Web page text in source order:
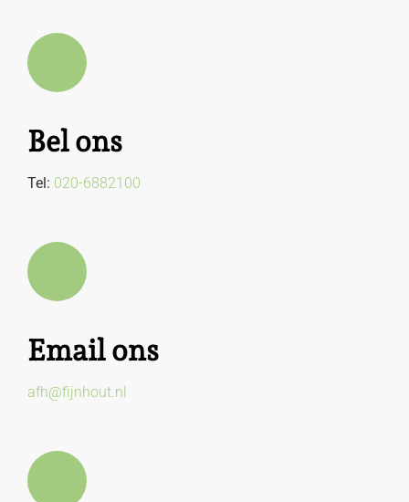
Bel ons
Tel: 020-6882100
Email ons
afh@fijnhout.nl